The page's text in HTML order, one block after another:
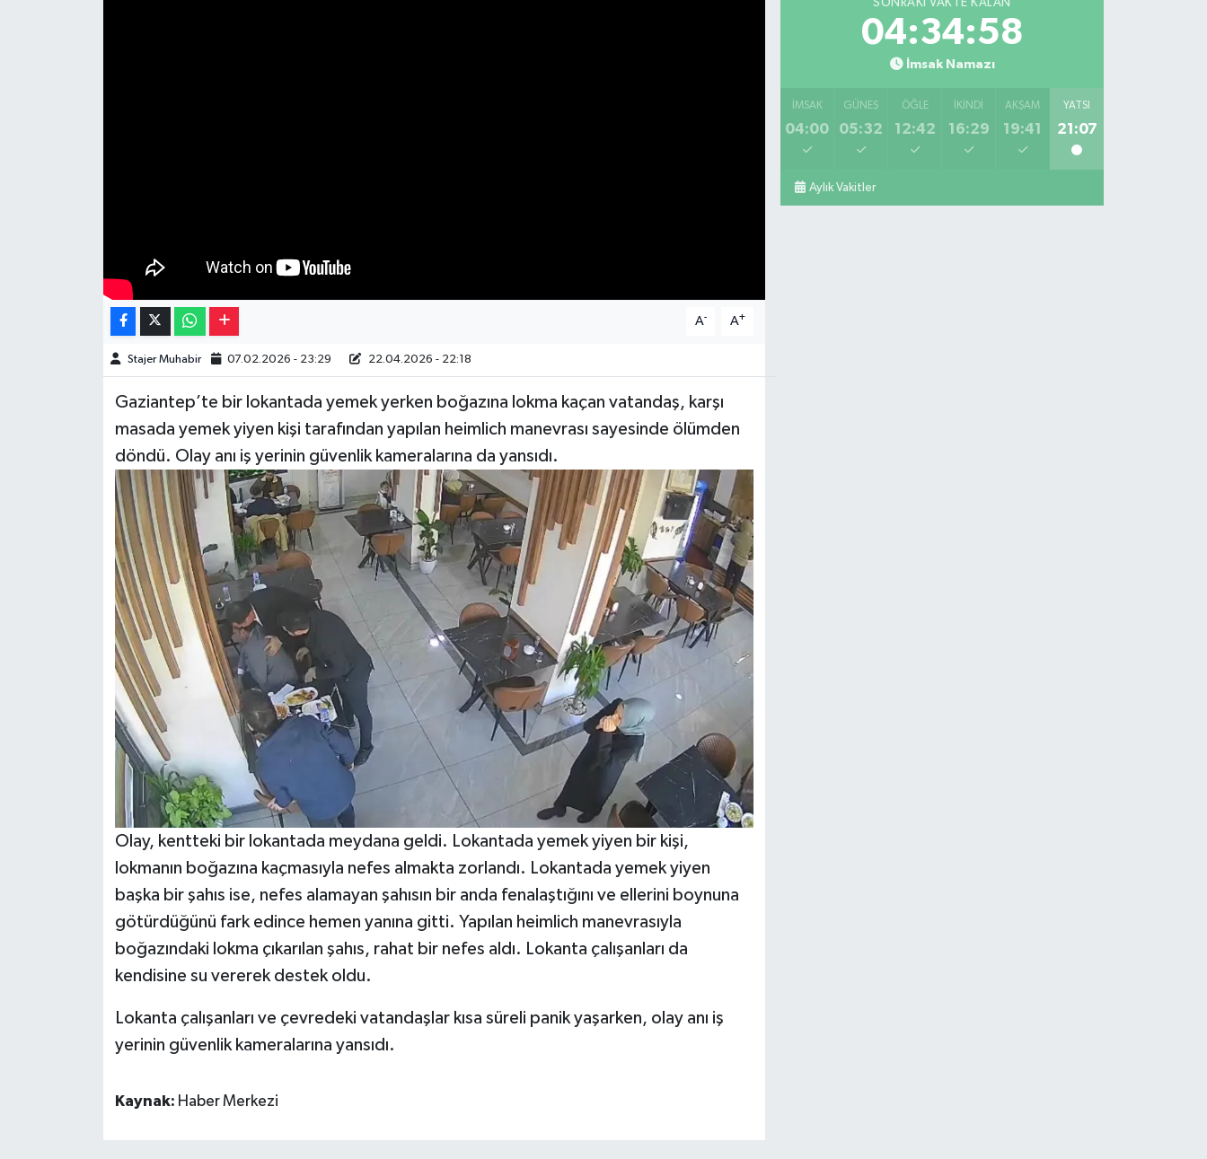
A- A+
Stajer Muhabir 07.02.2026 - 23:29 22.04.2026 - 22:18
Gaziantep’te bir lokantada yemek yerken boğazına lokma kaçan vatandaş, karşı
masada yemek yiyen kişi tarafından yapılan heimlich manevrası sayesinde ölümden
döndü. Olay anı iş yerinin güvenlik kameralarına da yansıdı.
Olay, kentteki bir lokantada meydana geldi. Lokantada yemek yiyen bir kişi,
lokmanın boğazına kaçmasıyla nefes almakta zorlandı. Lokantada yemek yiyen
başka bir şahıs ise, nefes alamayan şahısın bir anda fenalaştığını ve ellerini boynuna
götürdüğünü fark edince hemen yanına gitti. Yapılan heimlich manevrasıyla
boğazındaki lokma çıkarılan şahıs, rahat bir nefes aldı. Lokanta çalışanları da
kendisine su vererek destek oldu.
Lokanta çalışanları ve çevredeki vatandaşlar kısa süreli panik yaşarken, olay anı iş
yerinin güvenlik kameralarına yansıdı.
Kaynak: Haber Merkezi
SONRAKI VAKTE KALAN
04:34:57
İmsak Namazı
İMSAK
04:00
GÜNEŞ
05:32
ÖĞLE
12:42
İKINDI
16:29
AKŞAM
19:41
YATSI
21:07
Aylık Vakitler
Teknoloji
Yeme-İçme